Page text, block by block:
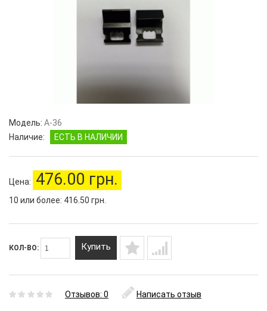
Модель: A-36
Наличие:
ЕСТЬ В НАЛИЧИИ
Цена: 476.00 грн.
10 или более: 416.50 грн.
КОЛ-ВО: Купить
Отзывов: 0 Написать отзыв